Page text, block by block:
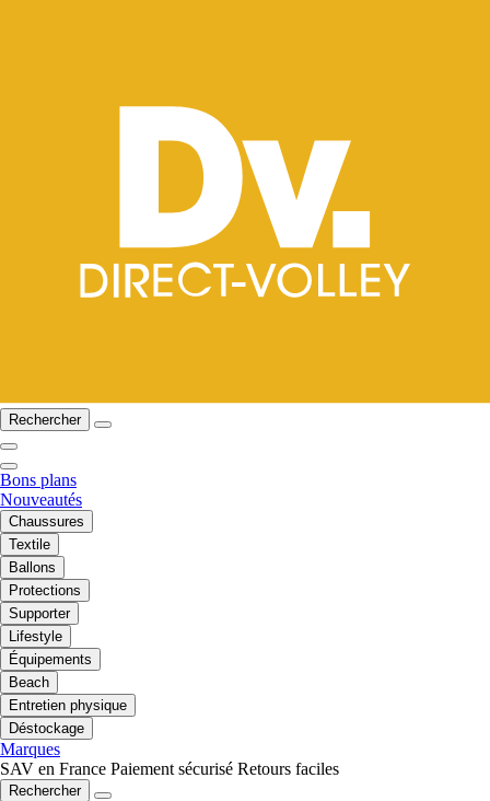
Rechercher
Bons plans
Nouveautés
Chaussures
Textile
Ballons
Protections
Supporter
Lifestyle
Équipements
Beach
Entretien physique
Déstockage
Marques
SAV en France Paiement sécurisé Retours faciles
Rechercher